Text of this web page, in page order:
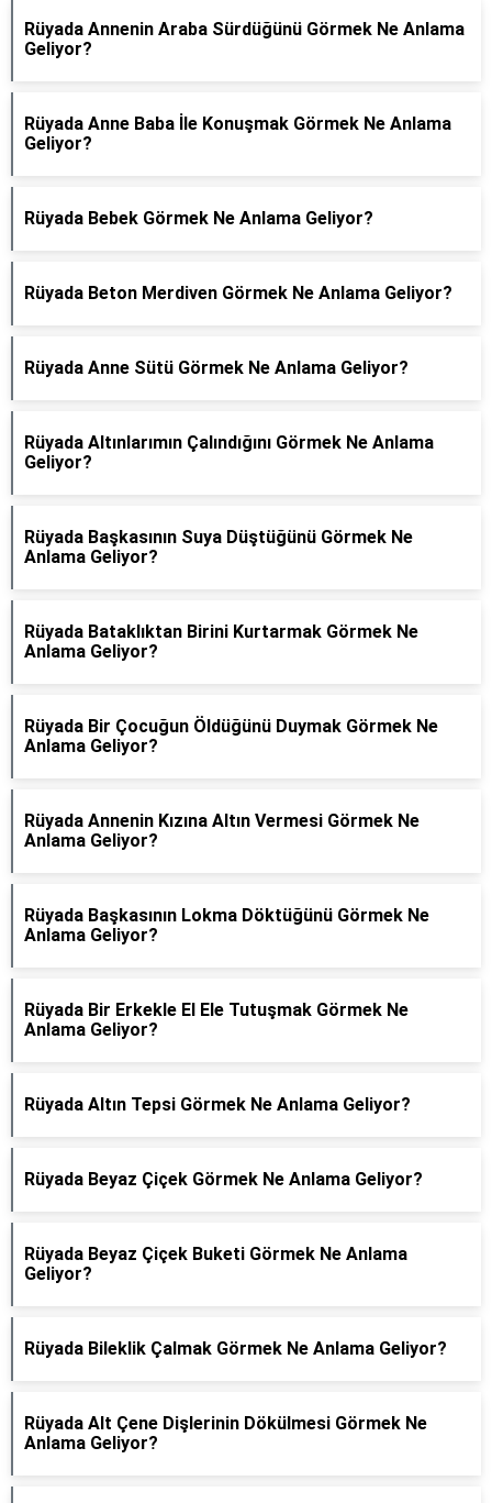
Rüyada Annenin Araba Sürdüğünü Görmek Ne Anlama
Geliyor?
Rüyada Anne Baba İle Konuşmak Görmek Ne Anlama
Geliyor?
Rüyada Bebek Görmek Ne Anlama Geliyor?
Rüyada Beton Merdiven Görmek Ne Anlama Geliyor?
Rüyada Anne Sütü Görmek Ne Anlama Geliyor?
Rüyada Altınlarımın Çalındığını Görmek Ne Anlama
Geliyor?
Rüyada Başkasının Suya Düştüğünü Görmek Ne
Anlama Geliyor?
Rüyada Bataklıktan Birini Kurtarmak Görmek Ne
Anlama Geliyor?
Rüyada Bir Çocuğun Öldüğünü Duymak Görmek Ne
Anlama Geliyor?
Rüyada Annenin Kızına Altın Vermesi Görmek Ne
Anlama Geliyor?
Rüyada Başkasının Lokma Döktüğünü Görmek Ne
Anlama Geliyor?
Rüyada Bir Erkekle El Ele Tutuşmak Görmek Ne
Anlama Geliyor?
Rüyada Altın Tepsi Görmek Ne Anlama Geliyor?
Rüyada Beyaz Çiçek Görmek Ne Anlama Geliyor?
Rüyada Beyaz Çiçek Buketi Görmek Ne Anlama
Geliyor?
Rüyada Bileklik Çalmak Görmek Ne Anlama Geliyor?
Rüyada Alt Çene Dişlerinin Dökülmesi Görmek Ne
Anlama Geliyor?